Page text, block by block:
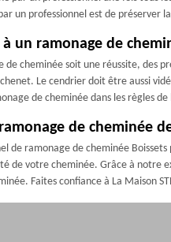
un professionnel est de préserver
à un ramonage de
de cheminée soit une réussite, des
Le cendrier doit être aussi
de cheminée dans les règles
de cheminée
de ramonage de cheminée
de votre cheminée. Grâce à notre
Faites confiance à La Maison